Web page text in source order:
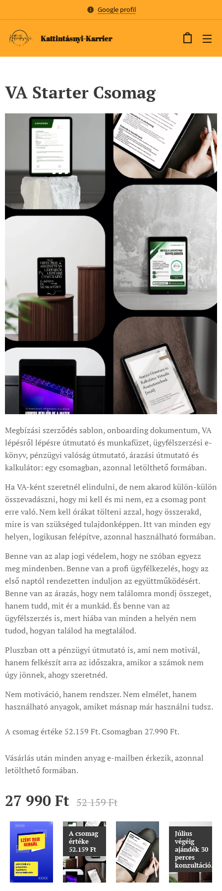
Google profil
Kattintásnyi-Karrier
VA Starter Csomag
Megbízási szerződés sablon, onboarding dokumentum, VA
lépésről lépésre útmutató és munkafüzet, ügyfélszerzési e-
könyv, pénzügyi valóság útmutató, árazási útmutató és
kalkulátor: egy csomagban, azonnal letölthető formában.
Ha VA-ként szeretnél elindulni, de nem akarod külön-külön
összevadászni, hogy mi kell és mi nem, ez a csomag pont
erre való. Nem kell órákat tölteni azzal, hogy összerakd,
mire is van szükséged tulajdonképpen. Itt van minden egy
helyen, logikusan felépítve, azonnal használható formában.
Benne van az alap jogi védelem, hogy ne szóban egyezz
meg mindenben. Benne van a profi ügyfélkezelés, hogy az
első naptól rendezetten induljon az együttműködésért.
Benne van az árazás, hogy nem találomra mondj összeget,
hanem tudd, mit ér a munkád. És benne van az
ügyfélszerzés is, mert hiába van minden a helyén nem
tudod, hogyan találod ha megtalálod.
Pluszban ott a pénzügyi útmutató is, ami nem motivál,
hanem felkészít arra az időszakra, amikor a számok nem
úgy jönnek, ahogy szeretnéd.
Nem motiváció, hanem rendszer. Nem elmélet, hanem
használható anyagok, amiket másnap már használni tudsz.
A csomag értéke 52.159 Ft. Csomagban 27.990 Ft.
Vásárlás után minden anyag e-mailben érkezik, azonnal
letölthető formában.
27 990 Ft 52 159Ft
A csomag
értéke
52.159 Ft
Július
végéig
ajándék 30
perces
konzultáció.